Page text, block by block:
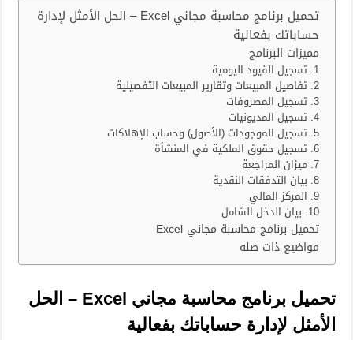
محاسبة
مجاني
تحميل برنامج محاسبة مجاني Excel – الحل الأمثل لإدارة
حساباتك بفعالية
مميزات البرنامج
1. تسجيل القيود اليومية
2. تفاصيل المبيعات وتقارير المبيعات التفصيلية
3. تسجيل المصروفات
4. تسجيل المديونيات
5. تسجيل الموجودات (الأصول) وحساب الإهلاكات
6. تسجيل حقوق الملكية في المنشأة
7. ميزان المراجعة
8. بيان التدفقات النقدية
9. المركز المالي
10. بيان الدخل الشامل
تحميل برنامج محاسبة مجاني Excel
مواضيع ذات صله
تحميل برنامج محاسبة مجاني Excel – الحل
الأمثل لإدارة حساباتك بفعالية